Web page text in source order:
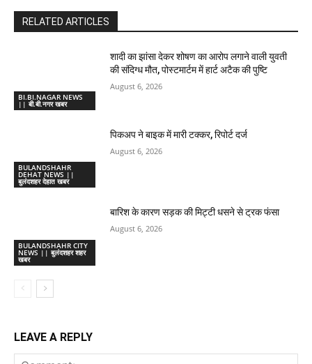
RELATED ARTICLES
BI.BI.NAGAR NEWS
|| बी.बी.नगर खबर
शादी का झांसा देकर शोषण का आरोप लगाने वाली युवती
की संदिग्ध मौत, पोस्टमार्टम में हार्ट अटैक की पुष्टि
August 6, 2026
BULANDSHAHR
DEHAT NEWS ||
बुलंदशहर देहात खबर
पिकअप ने बाइक में मारी टक्कर, रिपोर्ट दर्ज
August 6, 2026
BULANDSHAHR CITY
NEWS || बुलंदशहर शहर
खबर
बारिश के कारण सड़क की मिट्टी धसने से ट्रक फंसा
August 6, 2026
LEAVE A REPLY